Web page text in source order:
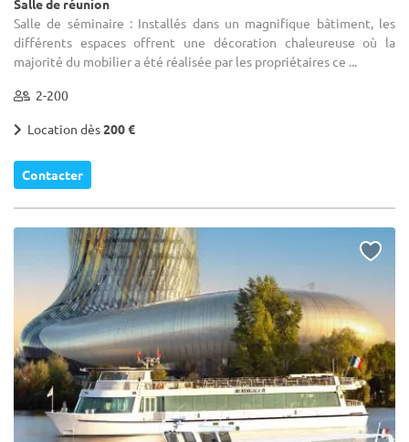
Salle de réunion
Salle de séminaire : Installés dans un magnifique bâtiment, les
différents espaces offrent une décoration chaleureuse où la
majorité du mobilier a été réalisée par les propriétaires ce ...
2-200
Location dès200 €
Contacter